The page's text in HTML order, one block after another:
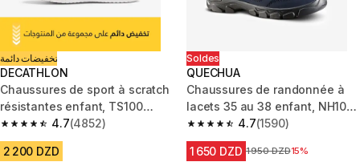
تخفيضات دائمة
DECATHLON
Chaussures de sport à scratch
résistantes enfant, TS100
blanc
4.7
4.7 out of 5 stars from 4852 reviews
(4852)
2 200 DZD
Soldes
QUECHUA
Chaussures de randonnée à
lacets 35 au 38 enfant, NH100
bleu
4.7
4.7 out of 5 stars from 1590
(1590)
1 650 DZD Prix avant la réduction
1 950 DZD15%